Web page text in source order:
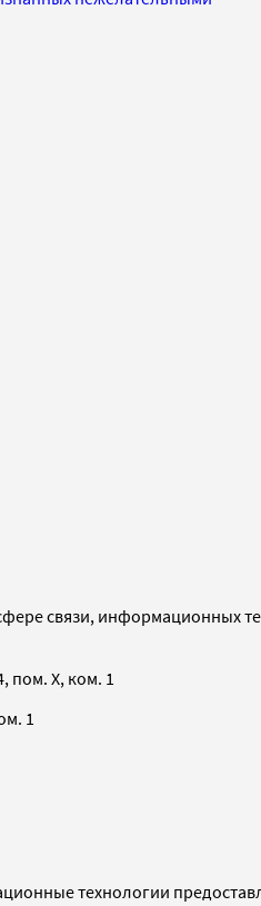
связи, информационных
пом. X, ком. 1
1
технологии